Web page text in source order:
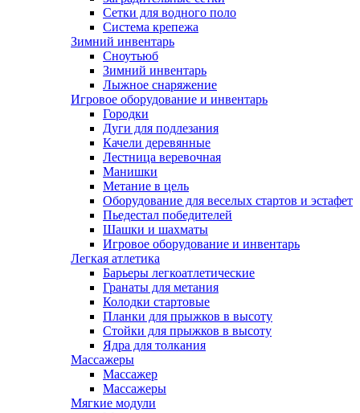
Сетки для водного поло
Система крепежа
Зимний инвентарь
Сноутьюб
Зимний инвентарь
Лыжное снаряжение
Игровое оборудование и инвентарь
Городки
Дуги для подлезания
Качели деревянные
Лестница веревочная
Манишки
Метание в цель
Оборудование для веселых стартов и эстафет
Пьедестал победителей
Шашки и шахматы
Игровое оборудование и инвентарь
Легкая атлетика
Барьеры легкоатлетические
Гранаты для метания
Колодки стартовые
Планки для прыжков в высоту
Стойки для прыжков в высоту
Ядра для толкания
Массажеры
Массажер
Массажеры
Мягкие модули